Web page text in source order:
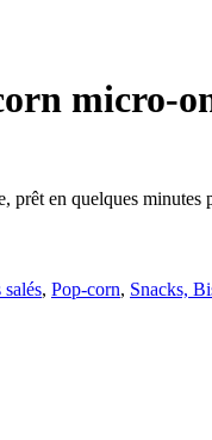
micro-
en quelques minutes
, Pop-corn, Snacks,